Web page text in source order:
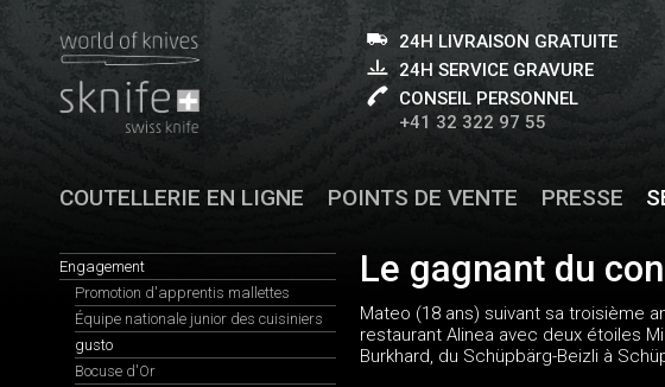
24H LIVRAISON GRATUITE
24H SERVICE GRAVURE
CONSEIL PERSONNEL
+41 32 322 97 55
COUTELLERIE EN LIGNE POINTS DE VENTE PRESSE
Engagement
Promotion d'apprentis mallettes
Équipe nationale junior des cuisiniers
gusto
Bocuse d'Or
Le gagnant du
Mateo (18 ans) suivant sa troisième
restaurant Alinea avec deux étoiles
Burkhard, du Schüpbärg-Beizli à